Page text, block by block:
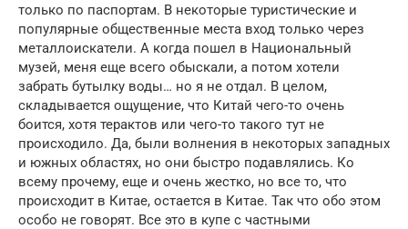
только по паспортам. В некоторые туристические и
популярные общественные места вход только через
металлоискатели. А когда пошел в Национальный
музей, меня еще всего обыскали, а потом хотели
забрать бутылку воды… но я не отдал. В целом,
складывается ощущение, что Китай чего-то очень
боится, хотя терактов или чего-то такого тут не
происходило. Да, были волнения в некоторых западных
и южных областях, но они быстро подавлялись. Ко
всему прочему, еще и очень жестко, но все то, что
происходит в Китае, остается в Китае. Так что обо этом
особо не говорят. Все это в купе с частными